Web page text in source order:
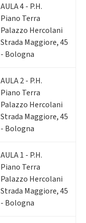
AULA 4 - P.H.
Piano Terra
Palazzo Hercolani
Strada Maggiore, 45
- Bologna
AULA 2 - P.H.
Piano Terra
Palazzo Hercolani
Strada Maggiore, 45
- Bologna
AULA 1 - P.H.
Piano Terra
Palazzo Hercolani
Strada Maggiore, 45
- Bologna